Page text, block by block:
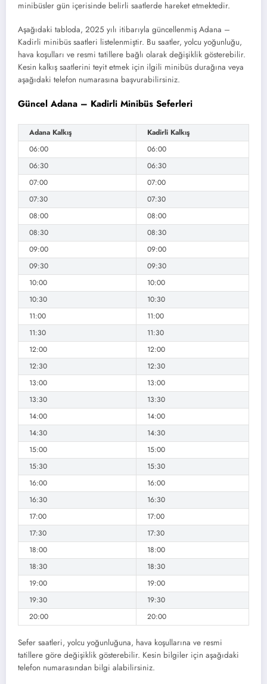
minibüsler gün içerisinde belirli saatlerde hareket etmektedir.
Aşağıdaki tabloda, 2025 yılı itibarıyla güncellenmiş Adana –
Kadirli minibüs saatleri listelenmiştir. Bu saatler, yolcu yoğunluğu,
hava koşulları ve resmi tatillere bağlı olarak değişiklik gösterebilir.
Kesin kalkış saatlerini teyit etmek için ilgili minibüs durağına veya
aşağıdaki telefon numarasına başvurabilirsiniz.
Güncel Adana – Kadirli Minibüs Seferleri
Adana Kalkış
Kadirli Kalkış
06:00
06:00
06:30
06:30
07:00
07:00
07:30
07:30
08:00
08:00
08:30
08:30
09:00
09:00
09:30
09:30
10:00
10:00
10:30
10:30
11:00
11:00
11:30
11:30
12:00
12:00
12:30
12:30
13:00
13:00
13:30
13:30
14:00
14:00
14:30
14:30
15:00
15:00
15:30
15:30
16:00
16:00
16:30
16:30
17:00
17:00
17:30
17:30
18:00
18:00
18:30
18:30
19:00
19:00
19:30
19:30
20:00
20:00
Sefer saatleri, yolcu yoğunluğuna, hava koşullarına ve resmi
tatillere göre değişiklik gösterebilir. Kesin bilgiler için aşağıdaki
telefon numarasından bilgi alabilirsiniz.